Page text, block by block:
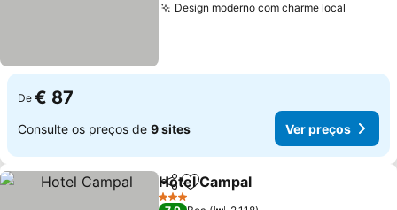
Design moderno com charme local
De € 87
Consulte os preços de 9 sites Ver preços
PartilharAdicionar aos favoritos
Hotel Campal
3 Estrelas